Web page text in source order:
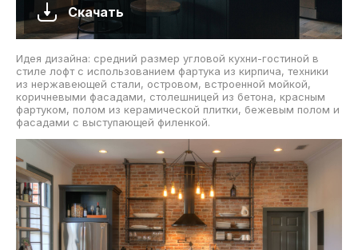
Скачать
Идея дизайна: средний размер угловой кухни-гостиной в
стиле лофт с использованием фартука из кирпича, техники
из нержавеющей стали, островом, встроенной мойкой,
коричневыми фасадами, столешницей из бетона, красным
фартуком, полом из керамической плитки, бежевым полом и
фасадами с выступающей филенкой.